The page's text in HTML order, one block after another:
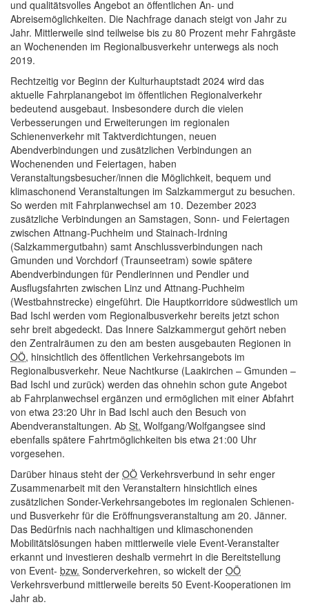
und qualitätsvolles Angebot an öffentlichen An- und
Abreisemöglichkeiten. Die Nachfrage danach steigt von Jahr zu
Jahr. Mittlerweile sind teilweise bis zu 80 Prozent mehr Fahrgäste
an Wochenenden im Regionalbusverkehr unterwegs als noch
2019.
Rechtzeitig vor Beginn der Kulturhauptstadt 2024 wird das
aktuelle Fahrplanangebot im öffentlichen Regionalverkehr
bedeutend ausgebaut. Insbesondere durch die vielen
Verbesserungen und Erweiterungen im regionalen
Schienenverkehr mit Taktverdichtungen, neuen
Abendverbindungen und zusätzlichen Verbindungen an
Wochenenden und Feiertagen, haben
Veranstaltungsbesucher/innen die Möglichkeit, bequem und
klimaschonend Veranstaltungen im Salzkammergut zu besuchen.
So werden mit Fahrplanwechsel am 10. Dezember 2023
zusätzliche Verbindungen an Samstagen, Sonn- und Feiertagen
zwischen Attnang-Puchheim und Stainach-Irdning
(Salzkammergutbahn) samt Anschlussverbindungen nach
Gmunden und Vorchdorf (Traunseetram) sowie spätere
Abendverbindungen für Pendlerinnen und Pendler und
Ausflugsfahrten zwischen Linz und Attnang-Puchheim
(Westbahnstrecke) eingeführt. Die Hauptkorridore südwestlich um
Bad Ischl werden vom Regionalbusverkehr bereits jetzt schon
sehr breit abgedeckt. Das Innere Salzkammergut gehört neben
den Zentralräumen zu den am besten ausgebauten Regionen in
OÖ, hinsichtlich des öffentlichen Verkehrsangebots im
Regionalbusverkehr. Neue Nachtkurse (Laakirchen – Gmunden –
Bad Ischl und zurück) werden das ohnehin schon gute Angebot
ab Fahrplanwechsel ergänzen und ermöglichen mit einer Abfahrt
von etwa 23:20 Uhr in Bad Ischl auch den Besuch von
Abendveranstaltungen. Ab St. Wolfgang/Wolfgangsee sind
ebenfalls spätere Fahrtmöglichkeiten bis etwa 21:00 Uhr
vorgesehen.
Darüber hinaus steht der OÖ Verkehrsverbund in sehr enger
Zusammenarbeit mit den Veranstaltern hinsichtlich eines
zusätzlichen Sonder-Verkehrsangebotes im regionalen Schienen-
und Busverkehr für die Eröffnungsveranstaltung am 20. Jänner.
Das Bedürfnis nach nachhaltigen und klimaschonenden
Mobilitätslösungen haben mittlerweile viele Event-Veranstalter
erkannt und investieren deshalb vermehrt in die Bereitstellung
von Event- bzw. Sonderverkehren, so wickelt der OÖ
Verkehrsverbund mittlerweile bereits 50 Event-Kooperationen im
Jahr ab.